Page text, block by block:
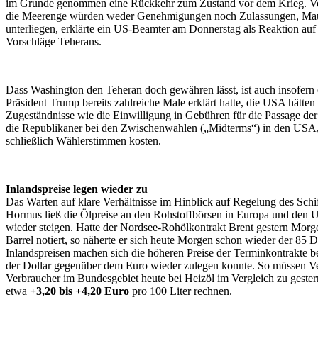
im Grunde genommen eine Rückkehr zum Zustand vor dem Krieg.
die Meerenge würden weder Genehmigungen noch Zulassungen,
unterliegen, erklärte ein US-Beamter am Donnerstag als Reaktion
Vorschläge Teherans.
Dass Washington den Teheran doch gewähren lässt, ist auch
Präsident Trump bereits zahlreiche Male erklärt hatte, die USA
Zugeständnisse wie die Einwilligung in Gebühren für die Passage
die Republikaner bei den Zwischenwahlen („Midterms“) in den
schließlich Wählerstimmen kosten.
Inlandspreise legen wieder zu
Das Warten auf klare Verhältnisse im Hinblick auf Regelung des
Hormus ließ die Ölpreise an den Rohstoffbörsen in Europa und den
wieder steigen. Hatte der Nordsee-Rohölkontrakt Brent gestern
Barrel notiert, so näherte er sich heute Morgen schon wieder der 85
Inlandspreisen machen sich die höheren Preise der Terminkontrakte
der Dollar gegenüber dem Euro wieder zulegen konnte. So müssen
Verbraucher im Bundesgebiet heute bei Heizöl im Vergleich zu
etwa +3,20 bis +4,20 Euro pro 100 Liter rechnen.